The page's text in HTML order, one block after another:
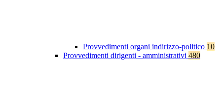
Provvedimenti organi indirizzo-politico 10
Provvedimenti dirigenti - amministrativi 480